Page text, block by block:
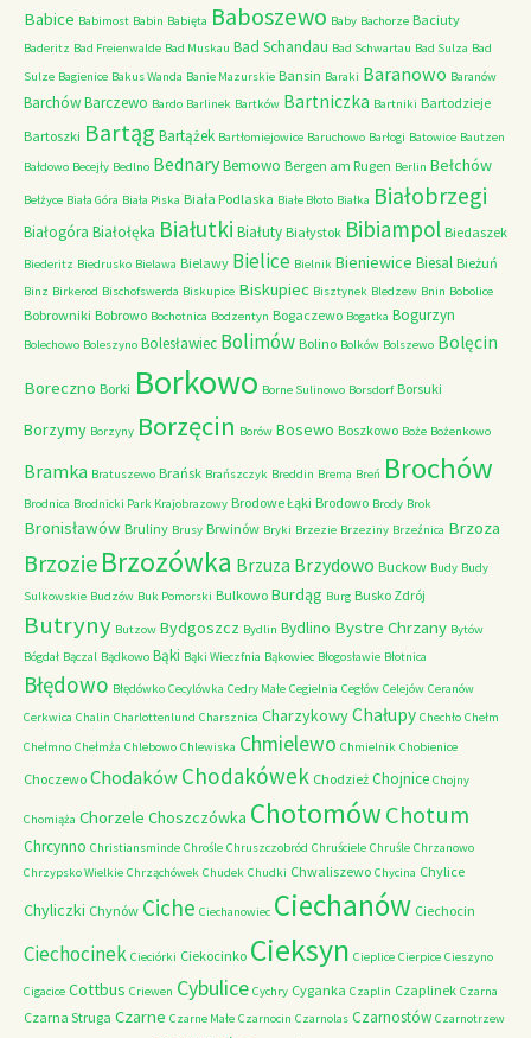
Babice Babimost Babin Babięta Baboszewo Baby Bachorze Baciuty
Baderitz Bad Freienwalde Bad Muskau Bad Schandau Bad Schwartau Bad Sulza Bad
Sulze Bagienice Bakus Wanda Banie Mazurskie Bansin Baraki Baranowo Baranów
BarchówBarczewo Bardo Barlinek Bartków Bartniczka Bartniki Bartodzieje
Bartoszki Bartąg Bartążek Bartłomiejowice Baruchowo Barłogi Batowice Bautzen
Bałdowo Becejły Bedlno BednaryBemowo Bergen am Rugen Berlin Bełchów
Bełżyce Biała Góra Biała Piska Biała Podlaska Białe Błoto Białka Białobrzegi
Białogóra Białołęka Białutki Białuty Białystok Bibiampol Biedaszek
Biederitz Biedrusko Bielawa Bielawy Bielice Bielnik Bieniewice Biesal Bieżuń
Binz Birkerod Bischofswerda Biskupice Biskupiec Bisztynek Bledzew Bnin Bobolice
Bobrowniki Bobrowo Bochotnica Bodzentyn Bogaczewo Bogatka Bogurzyn
Bolechowo Boleszyno Bolesławiec Bolimów Bolino Bolków Bolszewo Bolęcin
Boreczno Borki Borkowo Borne Sulinowo Borsdorf Borsuki
Borzymy Borzyny Borzęcin Borów Bosewo Boszkowo Boże Bożenkowo
Bramka Bratuszewo Brańsk Brańszczyk Breddin Brema Breń Brochów
Brodnica Brodnicki Park Krajobrazowy Brodowe Łąki Brodowo Brody Brok
Bronisławów Bruliny Brusy Brwinów Bryki Brzezie Brzeziny Brzeźnica Brzoza
Brzozie Brzozówka Brzuza Brzydowo Buckow Budy Budy
Sulkowskie Budzów Buk Pomorski Bulkowo Burdąg Burg Busko Zdrój
Butryny Butzow Bydgoszcz Bydlin Bydlino Bystre Chrzany Bytów
Bógdał Bączal Bądkowo Bąki Bąki Wieczfnia Bąkowiec Błogosławie Błotnica
Błędowo Błędówko Cecylówka Cedry Małe Cegielnia Cegłów Celejów Ceranów
Cerkwica Chalin Charlottenlund Charsznica CharzykowyChałupy Chechło Chełm
Chełmno Chełmża Chlebowo Chlewiska Chmielewo Chmielnik Chobienice
Choczewo ChodakówChodakówek Chodzież Chojnice Chojny
Chomiąża Chorzele Choszczówka ChotomówChotum
Chrcynno Christiansminde Chrośle Chruszczobród Chruściele Chruśle Chrzanowo
Chrzypsko Wielkie Chrząchówek Chudek Chudki Chwaliszewo Chycina Chylice
Chyliczki Chynów Ciche Ciechanowiec Ciechanów Ciechocin
Ciechocinek Cieciórki Ciekocinko Cieksyn Cieplice Cierpice Cieszyno
Cigacice Cottbus Criewen Cybulice Cychry Cyganka Czaplin Czaplinek Czarna
Czarna Struga Czarne Czarne Małe Czarnocin Czarnolas Czarnostów Czarnotrzew